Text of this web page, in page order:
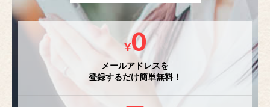
メールアドレスを
登録するだけ簡単無料！